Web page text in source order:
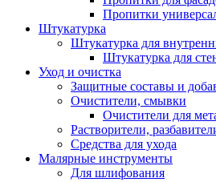
Пропитки
Штукатурка
Штукатурка для
Штукатурка для
Уход и очистка
Защитные составы и
Очистители, смывки
Очистители для
Растворители,
Средства для ухода
Малярные инструменты
Для шлифования